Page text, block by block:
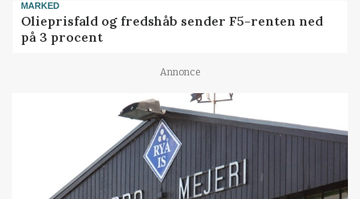
MARKED
Olieprisfald og fredshåb sender F5-renten ned
på 3 procent
Annonce